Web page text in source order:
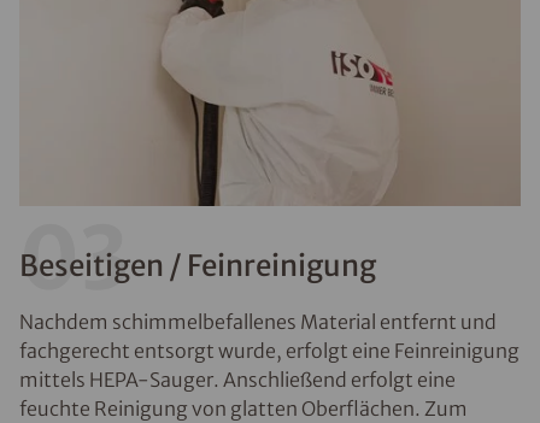
03
Beseitigen / Feinreinigung
Nachdem schimmelbefallenes Material entfernt und
fachgerecht entsorgt wurde, erfolgt eine Feinreinigung
mittels HEPA-Sauger. Anschließend erfolgt eine
feuchte Reinigung von glatten Oberflächen. Zum